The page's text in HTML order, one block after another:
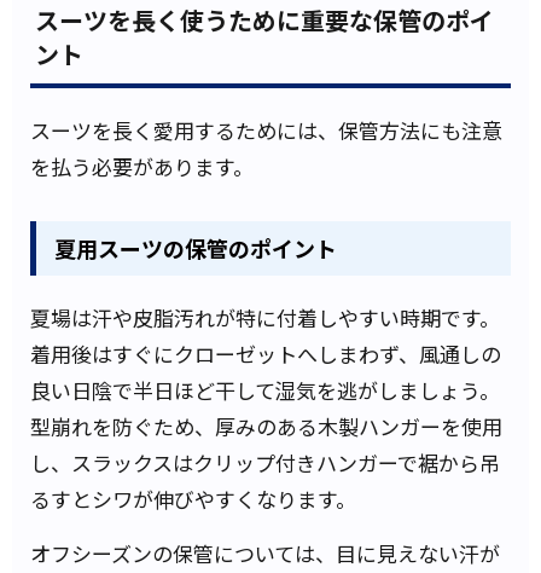
スーツを長く使うために重要な保管のポイ
ント
スーツを長く愛用するためには、保管方法にも注意
を払う必要があります。
夏用スーツの保管のポイント
夏場は汗や皮脂汚れが特に付着しやすい時期です。
着用後はすぐにクローゼットへしまわず、風通しの
良い日陰で半日ほど干して湿気を逃がしましょう。
型崩れを防ぐため、厚みのある木製ハンガーを使用
し、スラックスはクリップ付きハンガーで裾から吊
るすとシワが伸びやすくなります。
オフシーズンの保管については、目に見えない汗が